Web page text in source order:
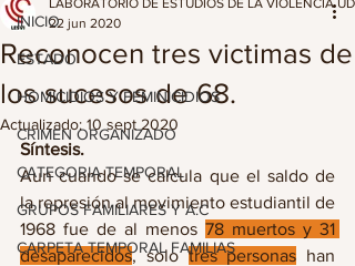
INICIO
ESTADO
HOMICIDIOS Y FEMINICIDIOS
CRIMEN ORGANIZADO
CATEGORIA TEMPORAL
GRUPOS FAMILIARES Y A.C
CARPETA TEMPORAL FAMILIAS
Reconocen tres victimas de
los sucesos de 68.
LABORATORIO DE ESTUDIOS DE LA VIOLENCIA
22 jun 2020
Actualizado: 10 sept 2020
Síntesis.
Aun cuando se calcula que el saldo de
la represión al movimiento estudiantil de
1968 fue de al menos 78 muertos y 31
desaparecidos, solo tres personas han